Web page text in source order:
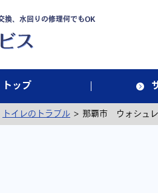
換、水回りの修理何でもOK
トップ
トイレのトラブル > 那覇市 ウォシュ